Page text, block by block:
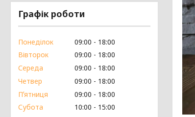
Графік роботи
Понеділок 09:00
18:00
Вівторок
09:00
18:00
Середа
09:00
18:00
Четвер
09:00
18:00
Пʼятниця
09:00
18:00
Субота
10:00
15:00